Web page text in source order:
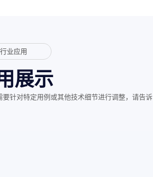
行业应用
展示
要针对特定用例或其他技术细节进行调整，请告诉